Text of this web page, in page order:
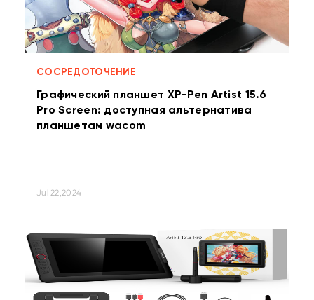
СОСРЕДОТОЧЕНИЕ
Графический планшет XP-Pen Artist 15.6
Pro Screen: доступная альтернатива
планшетам wacom
Jul 22,2024